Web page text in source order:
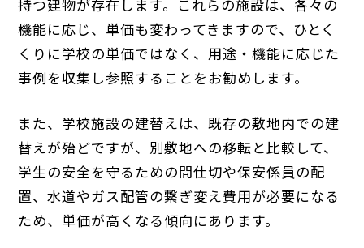
持つ建物が存在します。これらの施設は、各々の
機能に応じ、単価も変わってきますので、ひとく
くりに学校の単価ではなく、用途・機能に応じた
事例を収集し参照することをお勧めします。
また、学校施設の建替えは、既存の敷地内での建
替えが殆どですが、別敷地への移転と比較して、
学生の安全を守るための間仕切や保安係員の配
置、水道やガス配管の繋ぎ変え費用が必要になる
ため、単価が高くなる傾向にあります。